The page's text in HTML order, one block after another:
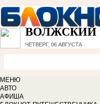
ВОЛЖСКИЙ
ЧЕТВЕРГ, 06 АВГУСТА
МЕНЮ
АВТО
АФИША